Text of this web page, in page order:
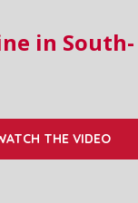
in South-
THE VIDEO